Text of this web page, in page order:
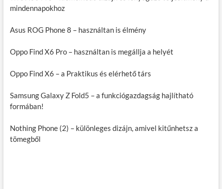
mindennapokhoz
Asus ROG Phone 8 – használtan is élmény
Oppo Find X6 Pro – használtan is megállja a helyét
Oppo Find X6 – a Praktikus és elérhető társ
Samsung Galaxy Z Fold5 – a funkciógazdagság hajlítható
formában!
Nothing Phone (2) – különleges dizájn, amivel kitűnhetsz a
tömegből